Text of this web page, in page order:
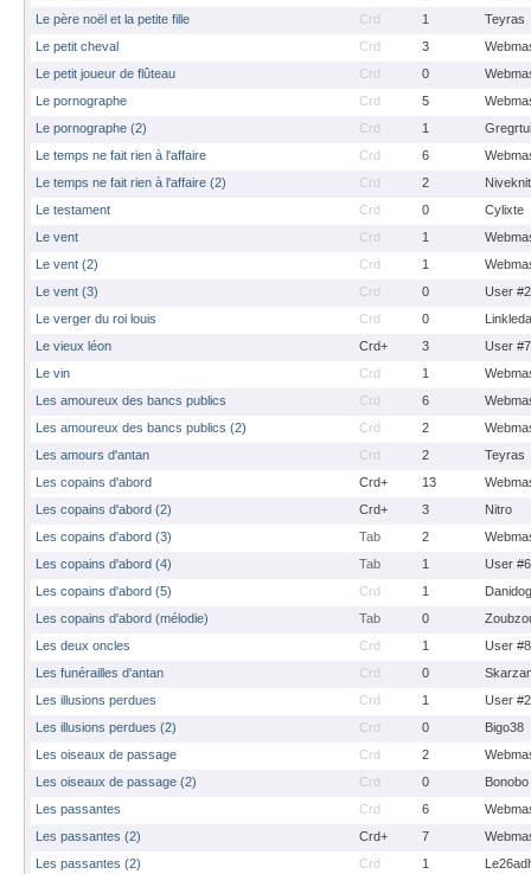
Le père noël et la petite fille
Crd 1
Teyras
Le petit cheval
Crd 3
Le petit joueur de flûteau
Crd 0
Le pornographe
Crd 5
Le pornographe (2)
Crd 1
Le temps ne fait rien à l'affaire
Crd 6
Le temps ne fait rien à l'affaire (2)
Crd 2
Le testament
Crd 0
Cylixte
Le vent
Crd 1
Le vent (2)
Crd 1
Le vent (3)
Crd 0
User
Le verger du roi louis
Crd 0
Le vieux léon
Crd+ 3
User
Le vin
Crd 1
Les amoureux des bancs publics
Crd 6
Les amoureux des bancs publics (2)
Crd 2
Les amours d'antan
Crd 2
Teyras
Les copains d'abord
Crd+ 13
Les copains d'abord (2)
Crd+ 3
Nitro
Les copains d'abord (3)
Tab 2
Les copains d'abord (4)
Tab 1
User
Les copains d'abord (5)
Crd 1
Danidog
Les copains d'abord (mélodie)
Tab 0
Les deux oncles
Crd 1
User
Les funérailles d'antan
Crd 0
Les illusions perdues
Crd 1
User
Les illusions perdues (2)
Crd 0
Bigo38
Les oiseaux de passage
Crd 2
Les oiseaux de passage (2)
Crd 0
Bonobo
Les passantes
Crd 6
Les passantes (2)
Crd+ 7
Les passantes (2)
Crd 1